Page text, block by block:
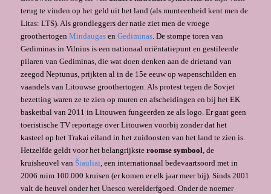
terug te vinden op het geld uit het land (als munteenheid kent men de
Litas: LTS). Als grondleggers der natie ziet men de vroege
groothertogen Mindaugasen Gediminas. De stompe toren van
Gediminas in Vilnius is een nationaal oriëntatiepunt en gestileerde
pilaren van Gediminas, die wat doen denken aan de drietand van
zeegod Neptunus, prijkten al in de 15e eeuw op wapenschilden en
vaandels van Litouwse groothertogen. Als protest tegen de Sovjet
bezetting waren ze te zien op muren en afscheidingen en bij het EK
basketbal van 2011 in Litouwen fungeerden ze als logo. Er gaat geen
toeristische TV reportage over Litouwen voorbij zonder dat het
kasteel op het Trakai eiland in het zuidoosten van het land te zien is.
Hetzelfde geldt voor het belangrijkste roomse symbool, de
kruisheuvel van Šiauliai, een internationaal bedevaartsoord met in
2006 ruim 100.000 kruisen (er komen er elk jaar meer bij). Sinds 2001
valt de heuvel onder het Unesco werelderfgoed. Onder de noemer